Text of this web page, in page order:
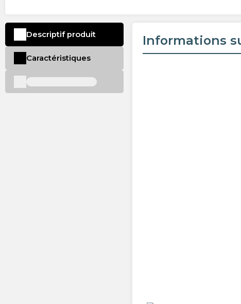
Informations
Descriptif produit
Caractéristiques